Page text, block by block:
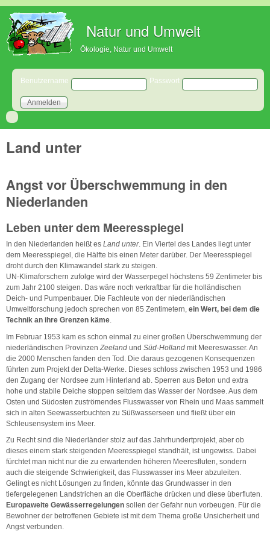
Natur und Umwelt
Ökologie, Natur und Umwelt
Benutzeranmeldung
Benutzername Passwort
Land unter
Angst vor Überschwemmung in den
Niederlanden
Leben unter dem Meeresspiegel
In den Niederlanden heißt es Land unter. Ein Viertel des Landes liegt unter
dem Meeresspiegel, die Hälfte bis einen Meter darüber. Der Meeresspiegel
droht durch den Klimawandel stark zu steigen.
UN-Klimaforschern zufolge wird der Wasserpegel höchstens 59 Zentimeter bis
zum Jahr 2100 steigen. Das wäre noch verkraftbar für die holländischen
Deich- und Pumpenbauer. Die Fachleute von der niederländischen
Umweltforschung jedoch sprechen von 85 Zentimetern, ein Wert, bei dem die
Technik an ihre Grenzen käme.
Im Februar 1953 kam es schon einmal zu einer großen Überschwemmung der
niederländischen Provinzen Zeeland und Süd-Holland mit Meereswasser. An
die 2000 Menschen fanden den Tod. Die daraus gezogenen Konsequenzen
führten zum Projekt der Delta-Werke. Dieses schloss zwischen 1953 und 1986
den Zugang der Nordsee zum Hinterland ab. Sperren aus Beton und extra
hohe und stabile Deiche stoppen seitdem das Wasser der Nordsee. Aus dem
Osten und Südosten zuströmendes Flusswasser von Rhein und Maas sammelt
sich in alten Seewasserbuchten zu Süßwasserseen und fließt über ein
Schleusensystem ins Meer.
Zu Recht sind die Niederländer stolz auf das Jahrhundertprojekt, aber ob
dieses einem stark steigenden Meeresspiegel standhält, ist ungewiss. Dabei
fürchtet man nicht nur die zu erwartenden höheren Meeresfluten, sondern
auch die steigende Schwierigkeit, das Flusswasser ins Meer abzuleiten.
Gelingt es nicht Lösungen zu finden, könnte das Grundwasser in den
tiefergelegenen Landstrichen an die Oberfläche drücken und diese überfluten.
Europaweite Gewässerregelungen sollen der Gefahr nun vorbeugen. Für die
Bewohner der betroffenen Gebiete ist mit dem Thema große Unsicherheit und
Angst verbunden.